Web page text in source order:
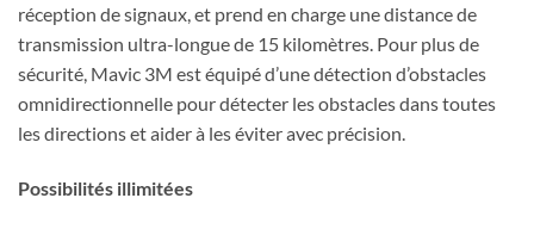
réception de signaux, et prend en charge une distance de
transmission ultra-longue de 15 kilomètres. Pour plus de
sécurité, Mavic 3M est équipé d’une détection d’obstacles
omnidirectionnelle pour détecter les obstacles dans toutes
les directions et aider à les éviter avec précision.
Possibilités illimitées